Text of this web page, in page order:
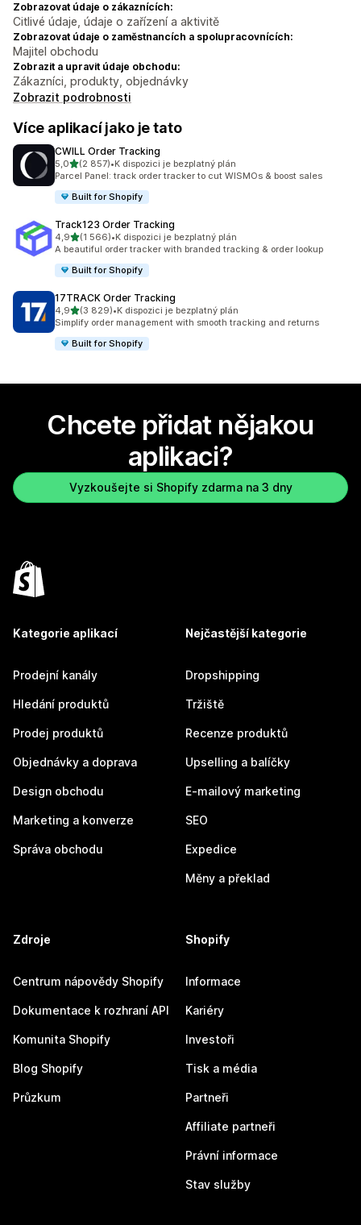
Zobrazovat údaje o zákaznících:
Citlivé údaje, údaje o zařízení a aktivitě
Zobrazovat údaje o zaměstnancích a spolupracovnících:
Majitel obchodu
Zobrazit a upravit údaje obchodu:
Zákazníci, produkty, objednávky
Zobrazit podrobnosti
Více aplikací jako je tato
CWILL Order Tracking
5,0z 5 hvězd
(2 857)
Celkový počet recenzí: 2857
•K dispozici je bezplatný plán
Parcel Panel: track order tracker to cut WISMOs & boost sales
Built for Shopify
Track123 Order Tracking
4,9z 5 hvězd
(1 566)
Celkový počet recenzí: 1566
•K dispozici je bezplatný plán
A beautiful order tracker with branded tracking & order lookup
Built for Shopify
17TRACK Order Tracking
4,9z 5 hvězd
(3 829)
Celkový počet recenzí: 3829
•K dispozici je bezplatný plán
Simplify order management with smooth tracking and returns
Built for Shopify
Chcete přidat nějakou
aplikaci?
Vyzkoušejte si Shopify zdarma na 3 dny
Kategorie aplikací
Prodejní kanály
Hledání produktů
Prodej produktů
Objednávky a doprava
Design obchodu
Marketing a konverze
Správa obchodu
Nejčastější kategorie
Dropshipping
Tržiště
Recenze produktů
Upselling a balíčky
E-mailový marketing
SEO
Expedice
Měny a překlad
Zdroje
Centrum nápovědy Shopify
Dokumentace k rozhraní API
Komunita Shopify
Blog Shopify
Průzkum
Shopify
Informace
Kariéry
Investoři
Tisk a média
Partneři
Affiliate partneři
Právní informace
Stav služby